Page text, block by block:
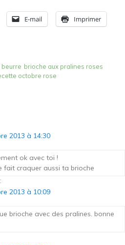
E-mail Imprimer
beurre brioche aux pralines roses
octobre rose
2013 à 14:30
ok avec toi !
fait craquer aussi ta brioche
2013 à 10:09
brioche avec des pralines. bonne